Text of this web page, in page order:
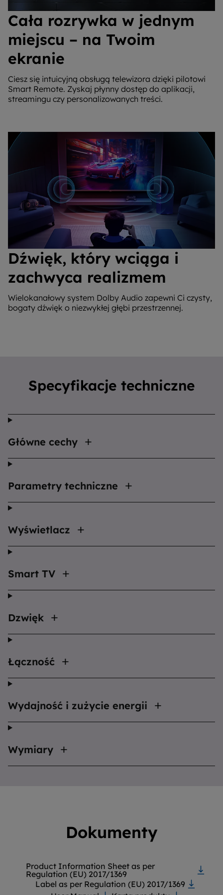
Cała rozrywka w jednym
miejscu – na Twoim
ekranie
Ciesz się intuicyjną obsługą telewizora dzięki pilotowi
Smart Remote. Zyskaj płynny dostęp do aplikacji,
streamingu czy personalizowanych treści.
Dźwięk, który wciąga i
zachwyca realizmem
Wielokanałowy system Dolby Audio zapewni Ci czysty,
bogaty dźwięk o niezwykłej głębi przestrzennej.
Specyfikacje techniczne
Główne cechy
Parametry techniczne
Wyświetlacz
Smart TV
Dzwięk
Łączność
Wydajność i zużycie energii
Wymiary
Dokumenty
Product Information Sheet as per
Regulation (EU) 2017/1369
Label as per Regulation (EU) 2017/1369